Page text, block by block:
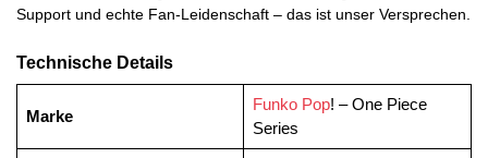
Support und echte Fan-Leidenschaft – das ist unser Versprechen.
Technische Details
Marke
Funko Pop! – One Piece
Series